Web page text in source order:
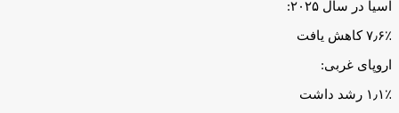
آسیا در سال ۲۰۲۵:
۷٫۶٪ کاهش یافت
اروپای غربی:
۱٫۱٪ رشد داشت